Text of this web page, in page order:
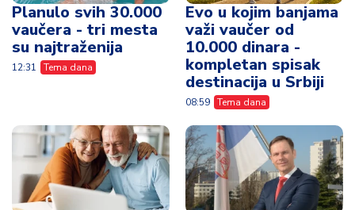
Planulo svih 30.000
vaučera - tri mesta
su najtraženija
12:31 Tema dana
Evo u kojim banjama
važi vaučer od
10.000 dinara -
kompletan spisak
destinacija u Srbiji
08:59 Tema dana